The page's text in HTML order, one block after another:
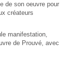
de son oeuvre pour
créateurs
manifestation,
de Prouvé, avec